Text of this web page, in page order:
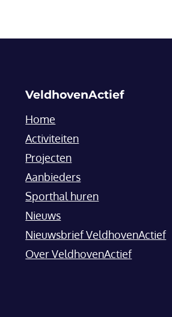
VeldhovenActief
Home
Activiteiten
Projecten
Aanbieders
Sporthal huren
Nieuws
Nieuwsbrief VeldhovenActief
Over VeldhovenActief